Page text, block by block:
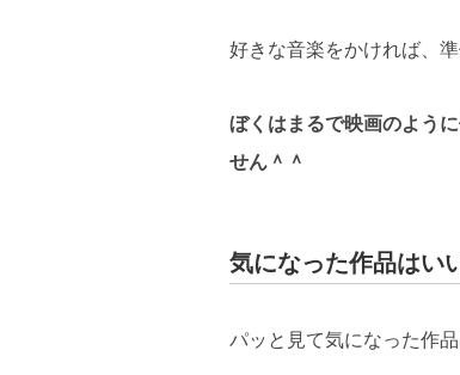
好きな音楽をかければ、
ぼくはまるで映画のよう
せん＾＾
気になった作品はい
パッと見て気になった作